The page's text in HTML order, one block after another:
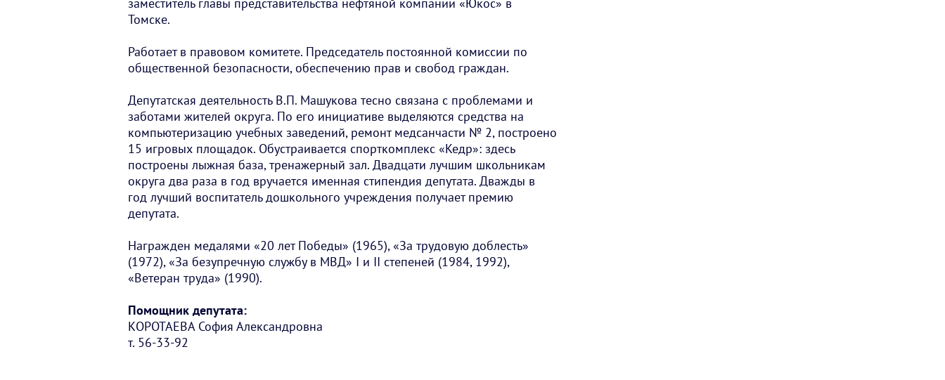
Томске.
Работает в правовом комитете. Председатель постоянной комиссии по
общественной безопасности, обеспечению прав и свобод граждан.
Депутатская деятельность В.П. Машукова тесно связана с проблемами и
заботами жителей округа. По его инициативе выделяются средства на
компьютеризацию учебных заведений, ремонт медсанчасти № 2, построено
15 игровых площадок. Обустраивается спорткомплекс «Кедр»: здесь
построены лыжная база, тренажерный зал. Двадцати лучшим школьникам
округа два раза в год вручается именная стипендия депутата. Дважды в
год лучший воспитатель дошкольного учреждения получает премию
депутата.
Награжден медалями «20 лет Победы» (1965), «За трудовую доблесть»
(1972), «За безупречную службу в МВД» I и II степеней (1984, 1992),
«Ветеран труда» (1990).
Помощник депутата:
КОРОТАЕВА София Александровна
т. 56-33-92